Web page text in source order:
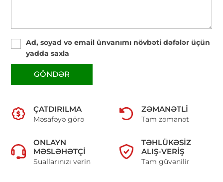
Ad, soyad və email ünvanımı növbəti dəfələr üçün
yadda saxla
GÖNDƏR
ÇATDIRILMA
Məsafəyə görə
ZƏMANƏTLI
Tam zəmanət
ONLAYN
MƏSLƏHƏTÇI
Suallarınızı verin
TƏHLÜKƏSIZ
ALIŞ-VERIŞ
Tam güvənilir